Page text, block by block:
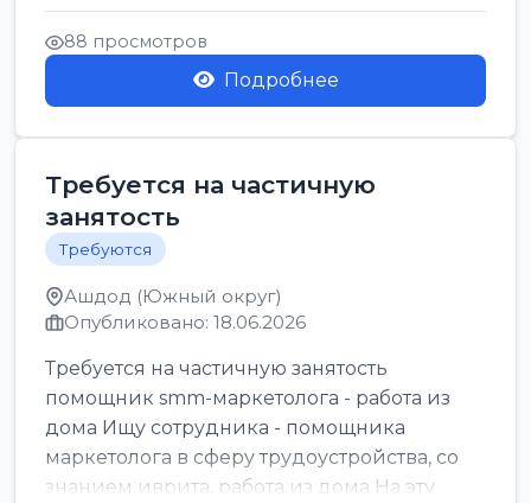
для всех...
88 просмотров
Подробнее
Требуется на частичную
занятость
Требуются
Ашдод (Южный округ)
Опубликовано: 18.06.2026
Требуется на частичную занятость
помощник smm-маркетолога - работа из
дома Ищу сотрудника - помощника
маркетолога в сферу трудоустройства, со
знанием иврита, работа из дома На эту